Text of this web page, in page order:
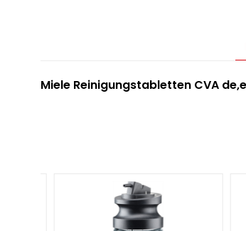
Miele Reinigungstabletten CVA